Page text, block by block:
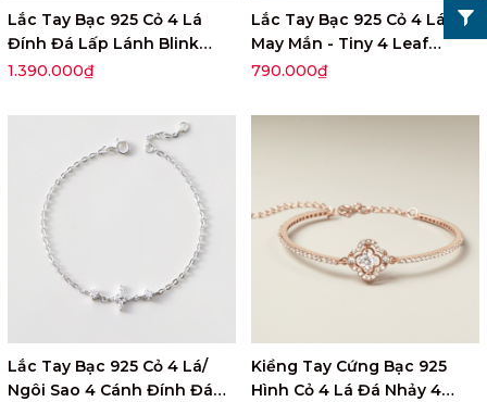
Lắc Tay Bạc 925 Cỏ 4 Lá
Đính Đá Lấp Lánh Blink
Lady Clover - VUB02
1.390.000₫
Lắc Tay Bạc 925 Cỏ 4 Lá
May Mắn - Tiny 4 Leaf
Clover - VGB19
790.000₫
Lắc Tay Bạc 925 Cỏ 4 Lá/
Ngôi Sao 4 Cánh Đính Đá
Kiềng Tay Cứng Bạc 925
Hình Cỏ 4 Lá Đá Nhảy 4